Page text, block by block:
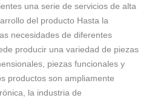
una serie de servicios de alta
del producto Hasta la
necesidades de diferentes
producir una variedad de piezas
piezas funcionales y
productos son ampliamente
la industria de